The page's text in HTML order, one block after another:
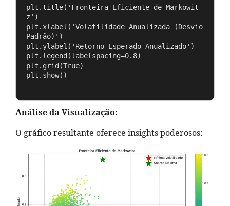
plt.title('Fronteira Eficiente de Markowit
z')
plt.xlabel('Volatilidade Anualizada (Desvio
Padrão)')
plt.ylabel('Retorno Esperado Anualizado')
plt.legend(labelspacing=0.8)
plt.grid(True)
Análise da Visualização:
O gráfico resultante oferece insights poderosos: